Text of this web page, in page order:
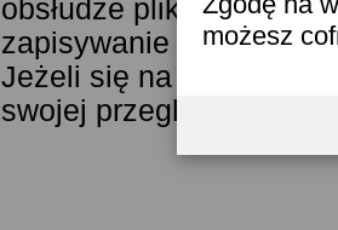
możesz
obsłudze plików
zapisywanie ich w
Jeżeli się na to nie
swojej przeglądarki.